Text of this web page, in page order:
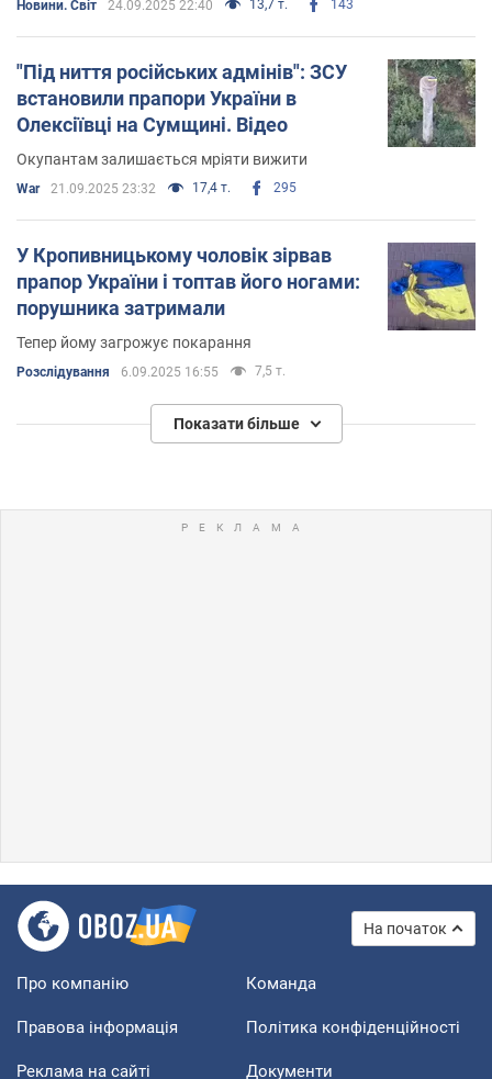
Новини. Світ 24.09.2025 22:40 13,7 т. 143
"Під ниття російських адмінів": ЗСУ
встановили прапори України в
Олексіївці на Сумщині. Відео
Окупантам залишається мріяти вижити
War 21.09.2025 23:32 17,4 т. 295
У Кропивницькому чоловік зірвав
прапор України і топтав його ногами:
порушника затримали
Тепер йому загрожує покарання
Розслідування 6.09.2025 16:55 7,5 т.
Показати більше
На початок
Про компанію Команда
Правова інформація Політика конфіденційності
Реклама на сайті Документи